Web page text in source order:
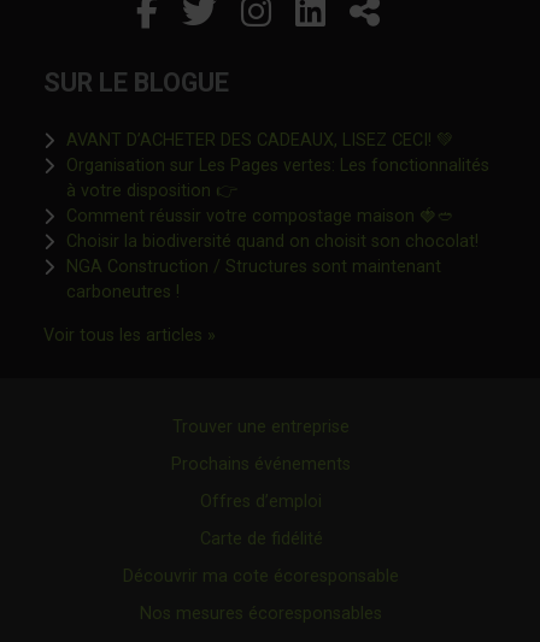
Facebook
Ce lien s'ouvrira dans
Twitter
Ce lien s'ouvrira
Instagram
Ce lien s'ouvrira
LinkedIn
Ce lien
Partager
SUR LE BLOGUE
AVANT D’ACHETER DES CADEAUX, LISEZ CECI! 💚
Organisation sur Les Pages vertes: Les fonctionnalités
à votre disposition 👉Ce lien s'ouvrira dans une nouvelle
Comment réussir votre compostage maison 🍓🥙
Choisir la biodiversité quand on choisit son chocolat!Ce lien
NGA Construction / Structures sont maintenant
carboneutres !Ce lien s'ouvrira dans une nouvelle fenêtre"
Voir tous les articles »Ce lien s'ouvrira dans une nouvelle
Trouver une entreprise
Prochains événements
Offres d’emploi
Carte de fidélité
Découvrir ma cote écoresponsable
Nos mesures écoresponsables